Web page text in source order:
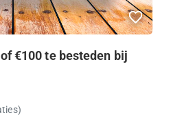
€100 te besteden bij